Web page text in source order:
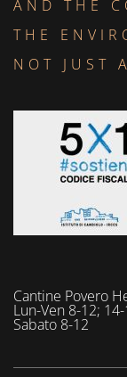
AND THE
THE
NOT JUST
Cantine Povero
Lun-Ven 8-12;
Sabato 8-12